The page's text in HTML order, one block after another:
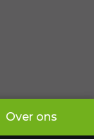
Over ons